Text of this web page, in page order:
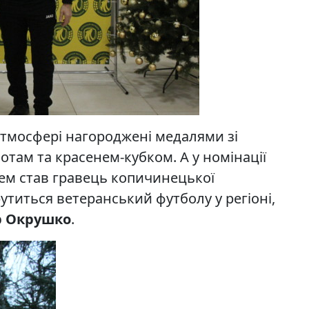
нагороджені медалями зі
та красенем-кубком. А у номінації
став гравець копичинецької
ветеранський футболу у регіоні,
Окрушко.